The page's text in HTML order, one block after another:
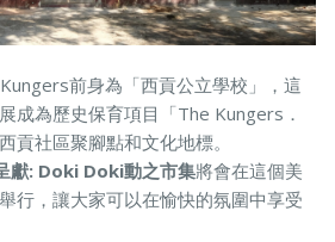
前身為「西貢公立學校」，這
成為歷史保育項目「The Kungers．
貢社區聚腳點和文化地標。
獻: Doki Doki動之市集將會在這個美
行，讓大家可以在愉快的氛圍中享受